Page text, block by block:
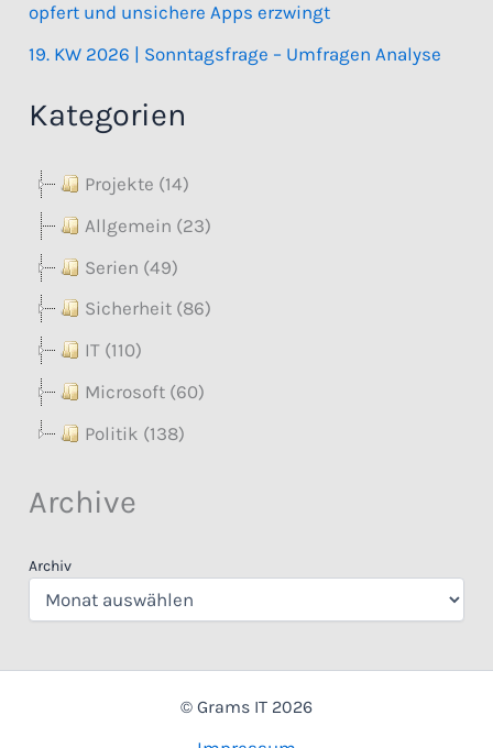
opfert und unsichere Apps erzwingt
19. KW 2026 | Sonntagsfrage – Umfragen Analyse
Kategorien
Projekte (14)
Allgemein (23)
Serien (49)
Sicherheit (86)
IT (110)
Microsoft (60)
Politik (138)
Archive
Archiv
© Grams IT 2026